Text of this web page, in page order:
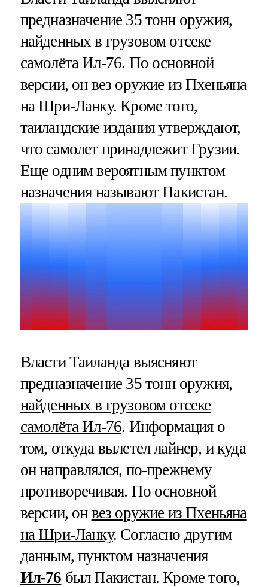
предназначение 35 тонн оружия,
найденных в грузовом отсеке
самолёта Ил-76. По основной
версии, он вез оружие из Пхеньяна
на Шри-Ланку. Кроме того,
таиландские издания утверждают,
что самолет принадлежит Грузии.
Еще одним вероятным пунктом
назначения называют Пакистан.
Власти Таиланда выясняют
предназначение 35 тонн оружия,
найденных в грузовом отсеке
самолёта Ил-76. Информация о
том, откуда вылетел лайнер, и куда
он направлялся, по-прежнему
противоречивая. По основной
версии, он вез оружие из Пхеньяна
на Шри-Ланку. Согласно другим
данным, пунктом назначения
Ил-76 был Пакистан. Кроме того,